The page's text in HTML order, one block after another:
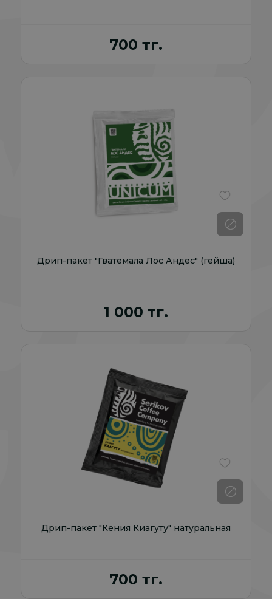
700 тг.
Дрип-пакет "Гватемала Лос Андес" (гейша)
1 000 тг.
В
Дрип-пакет "Кения Киагуту" натуральная
700 тг.
В